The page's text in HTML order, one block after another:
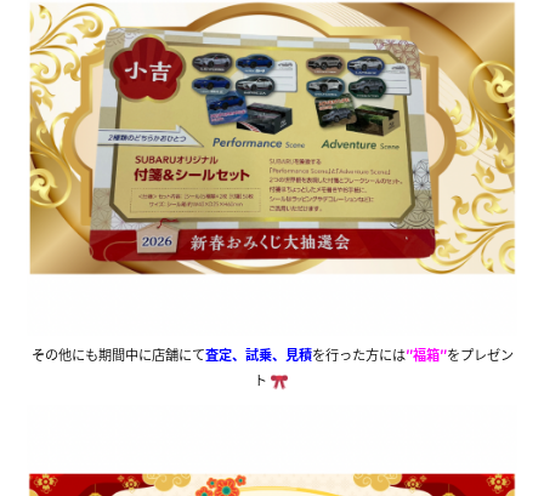
その他にも期間中に店舗にて査定、試乗、見積を行った方には″福箱″をプレゼン
ト